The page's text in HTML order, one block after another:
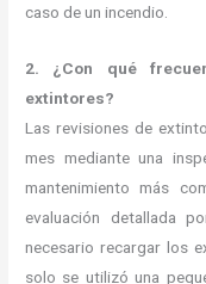
caso de un incendio.
2. ¿Con qué
extintores?
Las revisiones de
mes mediante una
mantenimiento más
evaluación detallada
necesario recargar los
solo se utilizó una